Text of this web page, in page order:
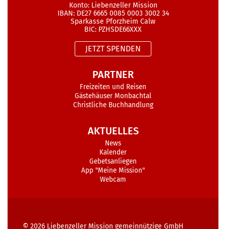
Konto: Liebenzeller Mission
IBAN: DE27 6665 0085 0003 3002 34
Sparkasse Pforzheim Calw
BIC: PZHSDE66XXX
JETZT SPENDEN
PARTNER
Freizeiten und Reisen
Gästehäuser Monbachtal
Christliche Buchhandlung
AKTUELLES
News
Kalender
Gebetsanliegen
App "Meine Mission"
Webcam
© 2026 Liebenzeller Mission gemeinnützige GmbH